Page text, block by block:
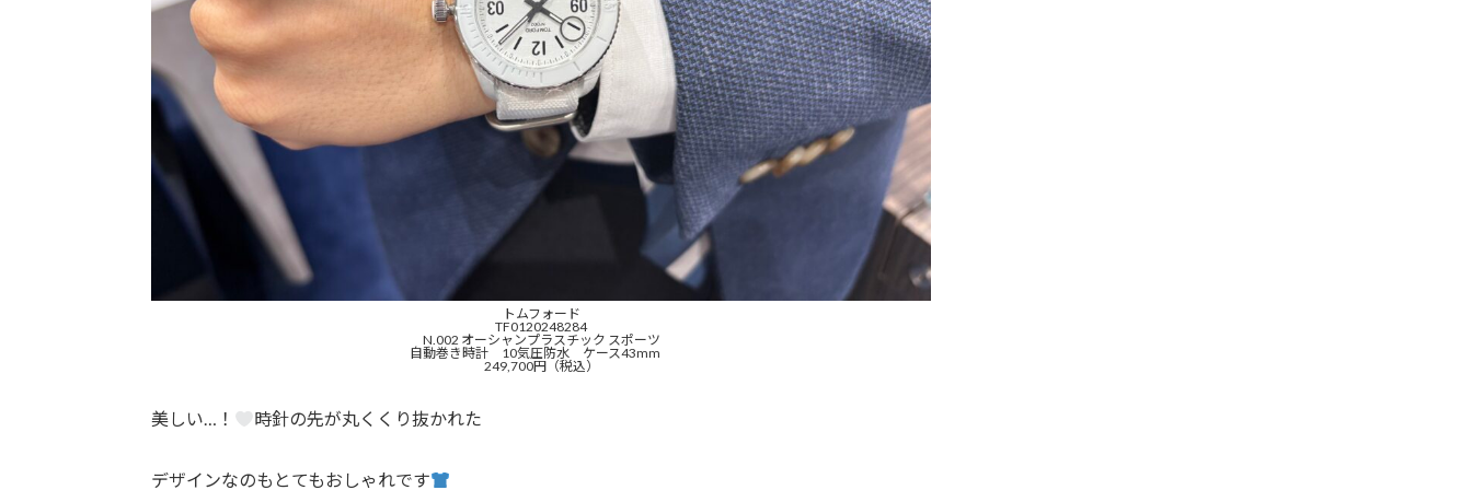
トムフォード
TF0120248284
N.002 オーシャンプラスチック スポーツ
自動巻き時計 10気圧防水 ケース43mm
249,700円（税込）
美しい…！ 時針の先が丸くくり抜かれた
デザインなのもとてもおしゃれです